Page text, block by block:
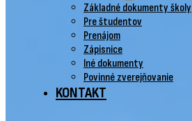
Základné dokumenty školy
Pre študentov
Prenájom
Zápisnice
Iné dokumenty
Povinné zverejňovanie
KONTAKT